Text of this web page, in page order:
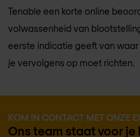
Tenable een korte online
volwassenheid van
eerste indicatie geeft van
je vervolgens op moet richten.
KOM IN CONTACT MET ONZE
Ons team staat voor je